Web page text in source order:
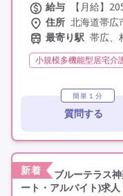
給与
【月給】
住所 北海道帯広
最寄り駅 帯広、
小規模多機能型居宅介
夜勤専従
社会保険完備
定年60歳以上
定年
簡単１分
質問する
新着
ブルーテラス
ート・アルバイト)求人